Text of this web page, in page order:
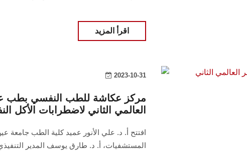
اقرأ المزيد
2023-10-31
مركز عكاشة للطب النفسي بطب
العالمي الثاني لاضطرابات الأكل
افتتح أ. د. علي الأنور عميد كلية الطب
المستشفيات، أ. د. طارق يوسف المدير